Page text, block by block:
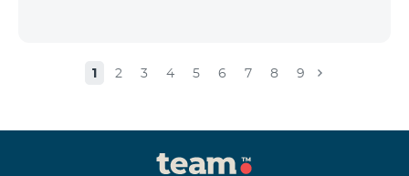
1 2 3 4 5 6 7 8 9